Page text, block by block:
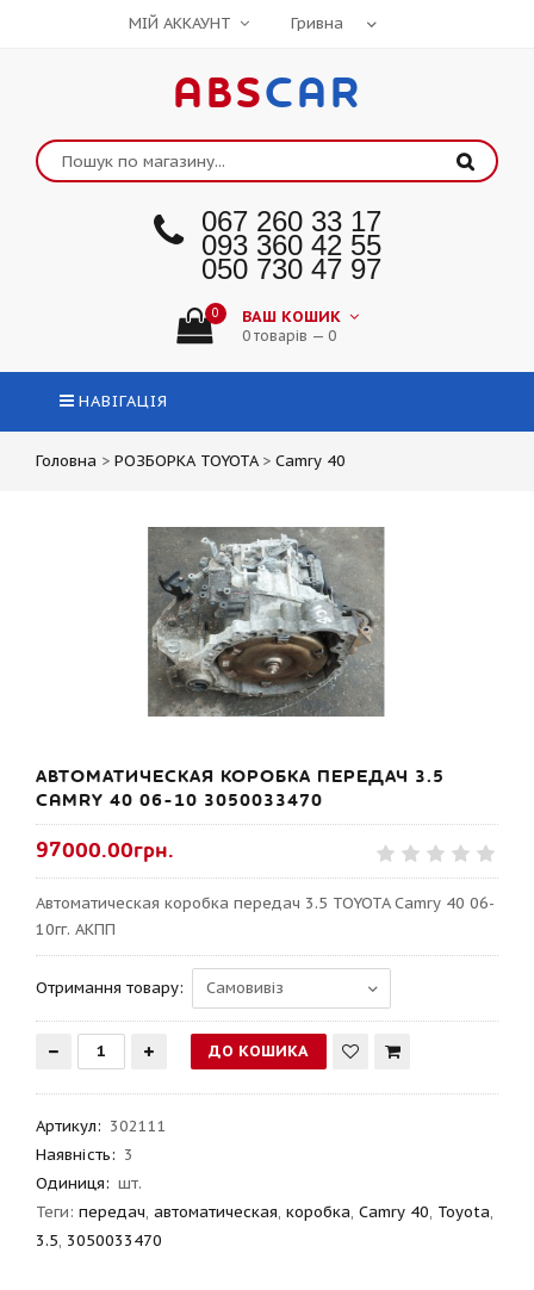
МІЙ АККАУНТ
ABSCAR
067 260 33 17
093 360 42 55
050 730 47 97
0 ВАШ КОШИК
0 товарів — 0
НАВІГАЦІЯ
Головна > РОЗБОРКА TOYOTA > Camry 40
АВТОМАТИЧЕСКАЯ КОРОБКА ПЕРЕДАЧ 3.5
CAMRY 40 06-10 3050033470
97000.00грн.
Автоматическая коробка передач 3.5 TOYOTA Camry 40 06-
10гг. АКПП
Отримання товару:
Артикул: 302111
Наявність: 3
Одиниця: шт.
Теги: передач, автоматическая, коробка, Camry 40, Toyota,
3.5, 3050033470